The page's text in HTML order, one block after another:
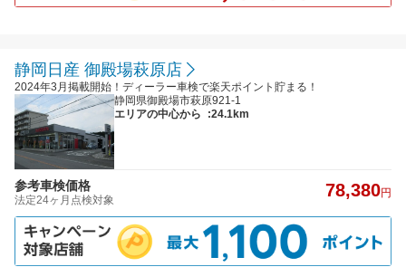
静岡日産 御殿場萩原店
2024年3月掲載開始！ディーラー車検で楽天ポイント貯まる！
静岡県御殿場市萩原921-1
エリアの中心から
:24.1km
参考車検価格
法定24ヶ月点検対象 78,380円